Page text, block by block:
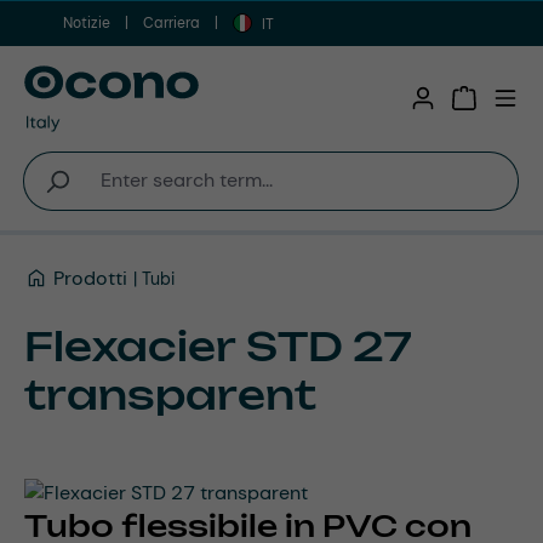
Vai al contenuto principale
Notizie Carriera IT
Prodotti Tubi
Flexacier STD 27
transparent
Tubo flessibile in PVC con